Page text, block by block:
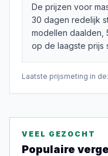
De prijzen voor
30 dagen redelijk
modellen daalden,
op de laagste prijs
Laatste prijsmeting in
VEEL GEZOCHT
Populaire